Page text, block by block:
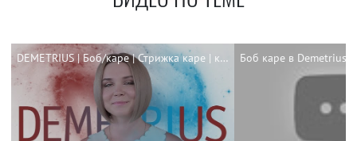
DEMETRIUS | Боб/каре | Стрижка каре | каре 2018